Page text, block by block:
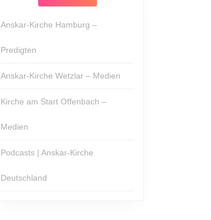
Anskar-Kirche Hamburg –
Predigten
Anskar-Kirche Wetzlar – Medien
Kirche am Start Offenbach –
Medien
Podcasts | Anskar-Kirche
Deutschland